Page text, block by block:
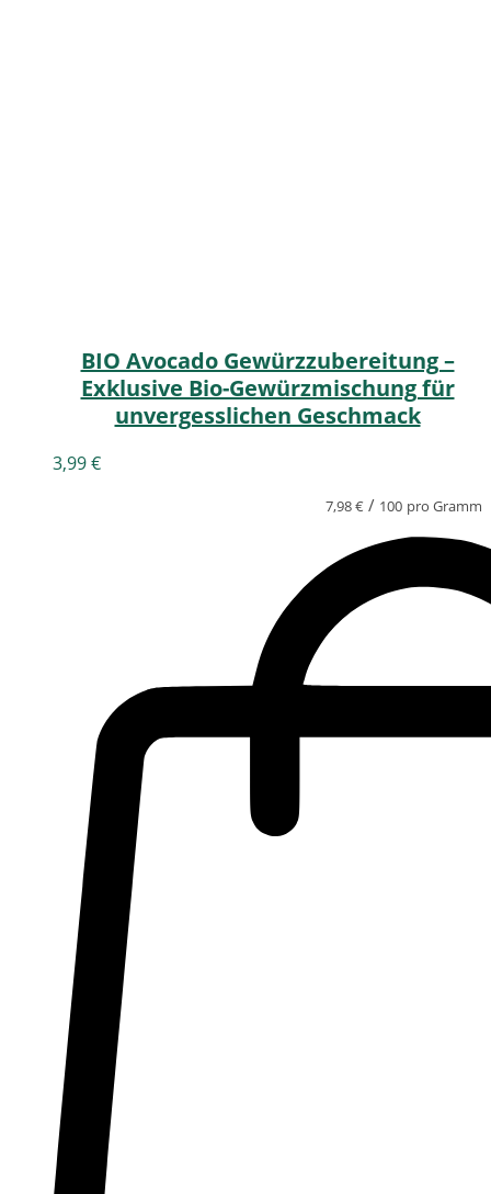
BIO Avocado Gewürzzubereitung –
Exklusive Bio-Gewürzmischung für
unvergesslichen Geschmack
3,99€
7,98€ / 100 pro Gramm